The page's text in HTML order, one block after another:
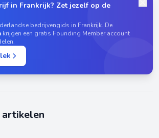
in Frankrijk? Zet jezelf op de
bedrijvengids in Frankrijk. De
krijgen een gratis Founding Member account